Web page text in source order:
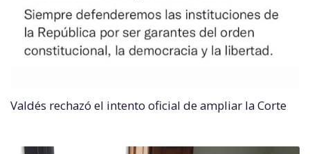
Valdés rechazó el intento oficial de ampliar la Corte